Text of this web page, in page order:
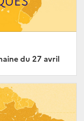
du 27 avril